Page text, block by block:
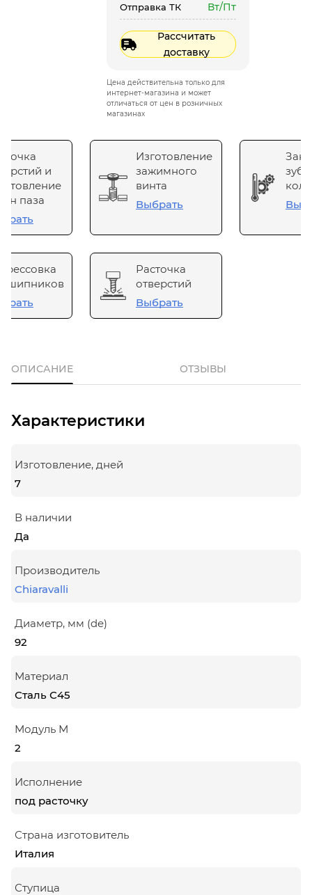
Отправка ТК Вт/Пт
Рассчитать
доставку
Цена действительна только для
интернет-магазина и может
отличаться от цен в розничных
магазинах
и
паза
Изготовление
зажимного
винта
Выбрать
Расточка
отверстий
Выбрать
ОПИСАНИЕ ОТЗЫВЫ
Характеристики
Изготовление, дней
7
В наличии
Да
Производитель
Chiaravalli
Диаметр, мм (de)
92
Материал
Сталь С45
Модуль М
2
Исполнение
под расточку
Страна изготовитель
Италия
Ступица